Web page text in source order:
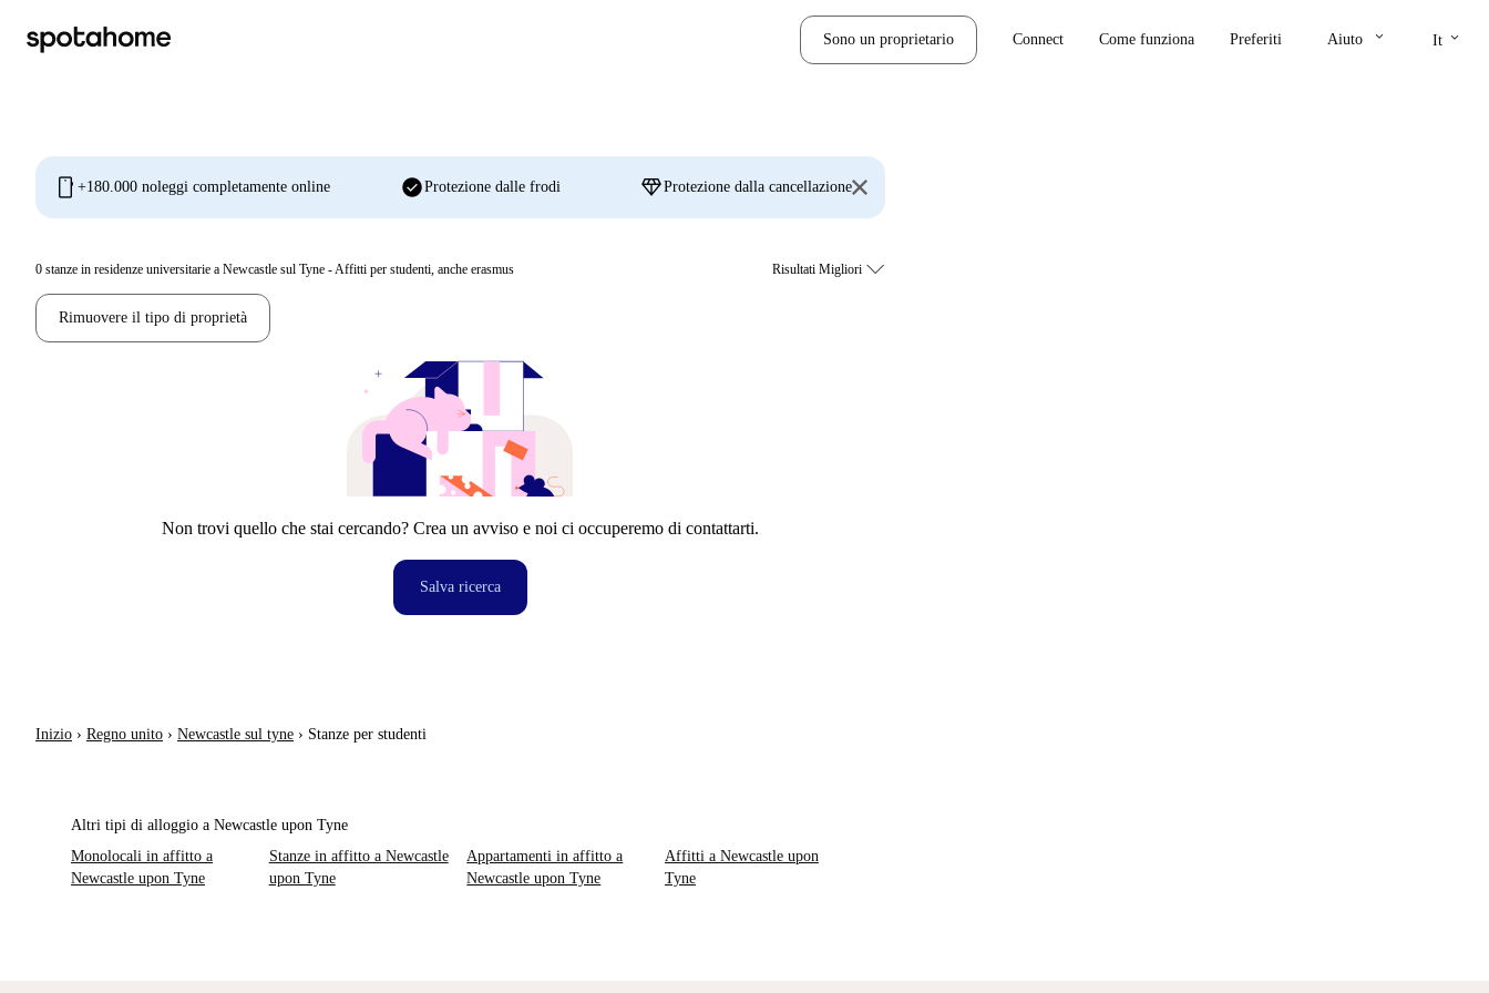
Sono un proprietario Connect Come funziona Preferiti Aiuto keyboard_arrow_down It keyboard_arrow_down
mobile +180.000 noleggi completamente online check_circleProtezione dalle frodi diamondProtezione dalla cancellazione
0 stanze in residenze universitarie a Newcastle sul Tyne - Affitti per studenti, anche erasmus
Rimuovere il tipo di proprietà
Non trovi quello che stai cercando? Crea un avviso e noi ci occuperemo di contattarti.
Salva ricerca
Inizio › Regno unito › Newcastle sul tyne › Stanze per studenti
Altri tipi di alloggio a Newcastle upon Tyne
Monolocali in affitto a
Newcastle upon Tyne
Stanze in affitto a Newcastle
upon Tyne
Appartamenti in affitto a
Newcastle upon Tyne
Affitti a Newcastle upon
Tyne